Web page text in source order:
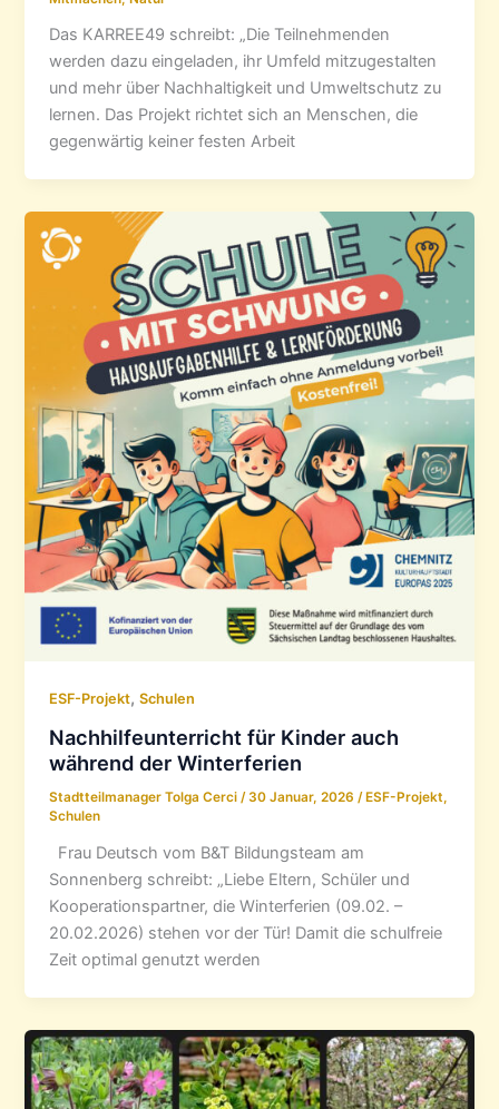
Das KARREE49 schreibt: „Die Teilnehmenden
werden dazu eingeladen, ihr Umfeld mitzugestalten
und mehr über Nachhaltigkeit und Umweltschutz zu
lernen. Das Projekt richtet sich an Menschen, die
gegenwärtig keiner festen Arbeit
ESF-Projekt,Schulen
Nachhilfeunterricht für Kinder auch
während der Winterferien
Stadtteilmanager Tolga Cerci/30 Januar, 2026/ ESF-Projekt,
Schulen
Frau Deutsch vom B&T Bildungsteam am
Sonnenberg schreibt: „Liebe Eltern, Schüler und
Kooperationspartner, die Winterferien (09.02. –
20.02.2026) stehen vor der Tür! Damit die schulfreie
Zeit optimal genutzt werden